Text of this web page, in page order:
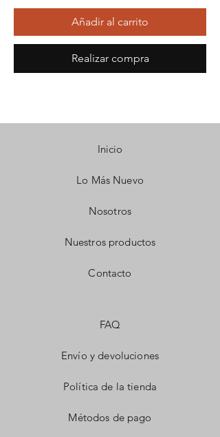
Añadir al carrito
Realizar compra
Inicio
Lo Más Nuevo
Nosotros
Nuestros productos
Contacto
FAQ
Envío y devoluciones
Política de la tienda
Métodos de pago